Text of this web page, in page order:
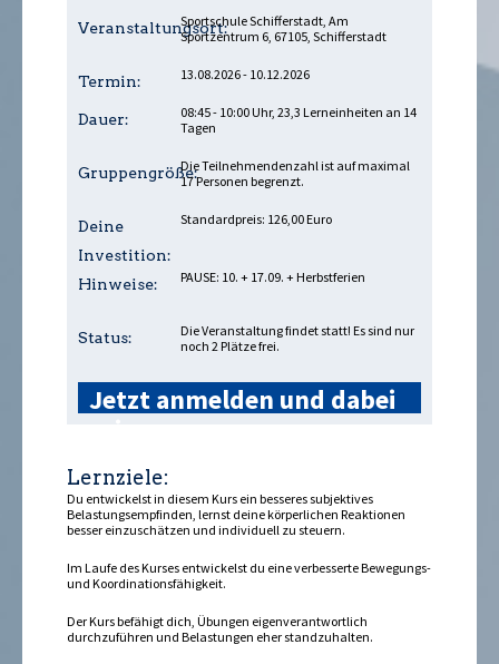
Veranstaltungsort:Sportschule Schifferstadt, Am
Sportzentrum 6, 67105, Schifferstadt
Termin: 13.08.2026 - 10.12.2026
Dauer:
08:45 - 10:00 Uhr, 23,3 Lerneinheiten an 14
Tagen
Gruppengröße:Die Teilnehmendenzahl ist auf maximal
17 Personen begrenzt.
Deine
Investition:
Standardpreis: 126,00 Euro
Hinweise: PAUSE: 10. + 17.09. + Herbstferien
Status:
Die Veranstaltung findet statt! Es sind nur
noch 2 Plätze frei.
Jetzt anmelden und dabei
Lernziele:
Du entwickelst in diesem Kurs ein besseres subjektives
Belastungsempfinden, lernst deine körperlichen Reaktionen
besser einzuschätzen und individuell zu steuern.
Im Laufe des Kurses entwickelst du eine verbesserte Bewegungs-
und Koordinationsfähigkeit.
Der Kurs befähigt dich, Übungen eigenverantwortlich
durchzuführen und Belastungen eher standzuhalten.